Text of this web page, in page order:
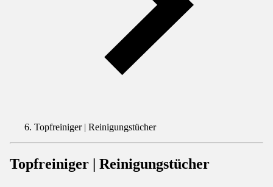
Topfreiniger | Reinigungstücher
Topfreiniger | Reinigungstücher